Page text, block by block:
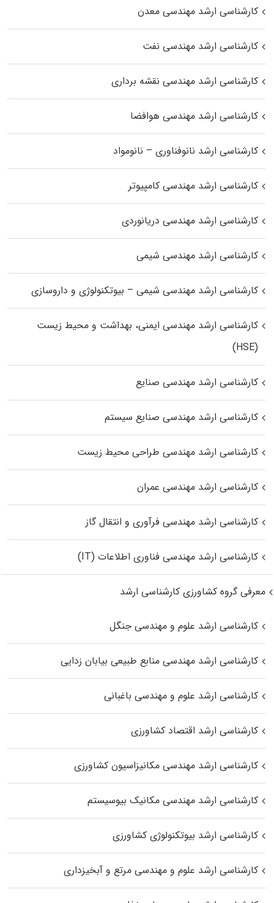
کارشناسی ارشد مهندسی معدن
کارشناسی ارشد مهندسی نفت
کارشناسی ارشد مهندسی نقشه برداری
کارشناسی ارشد مهندسی هوافضا
کارشناسی ارشد نانوفناوری – نانومواد
کارشناسی ارشد مهندسی کامپیوتر
کارشناسی ارشد مهندسی دریانوردی
کارشناسی ارشد مهندسی شیمی
کارشناسی ارشد مهندسی شیمی – بیوتکنولوژی و داروسازی
کارشناسی ارشد مهندسی ایمنی، بهداشت و محیط زیست
(HSE)
کارشناسی ارشد مهندسی صنایع
کارشناسی ارشد مهندسی صنایع سیستم
کارشناسی ارشد مهندسی طراحی محیط زیست
کارشناسی ارشد مهندسی عمران
کارشناسی ارشد مهندسی فرآوری و انتقال گاز
کارشناسی ارشد مهندسی فناوری اطلاعات (IT)
معرفی گروه کشاورزی کارشناسی ارشد
کارشناسی ارشد علوم و مهندسی جنگل
کارشناسی ارشد مهندسی منابع طبیعی بیابان زدایی
کارشناسی ارشد علوم و مهندسی باغبانی
کارشناسی ارشد اقتصاد کشاورزی
کارشناسی ارشد مهندسی مکانیزاسیون کشاورزی
کارشناسی ارشد مهندسی مکانیک بیوسیستم
کارشناسی ارشد بیوتکنولوژی کشاورزی
کارشناسی ارشد علوم و مهندسی مرتع و آبخیزداری